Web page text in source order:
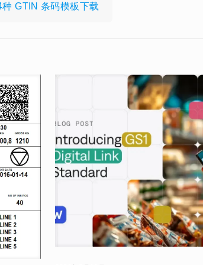
种 GTIN 条码模板下载